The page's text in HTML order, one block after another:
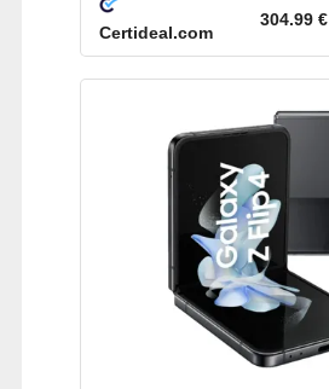
Certideal.com
304.99 €